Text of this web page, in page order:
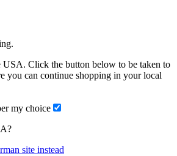
USA. Click the button below to be taken to
you can continue shopping in your local
my choice
site instead